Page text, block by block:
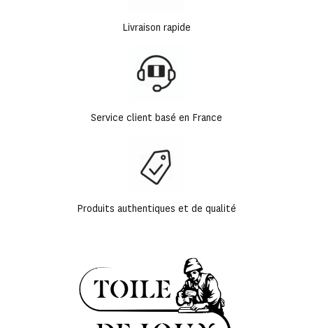
Livraison rapide
Service client basé en France
Produits authentiques et de qualité